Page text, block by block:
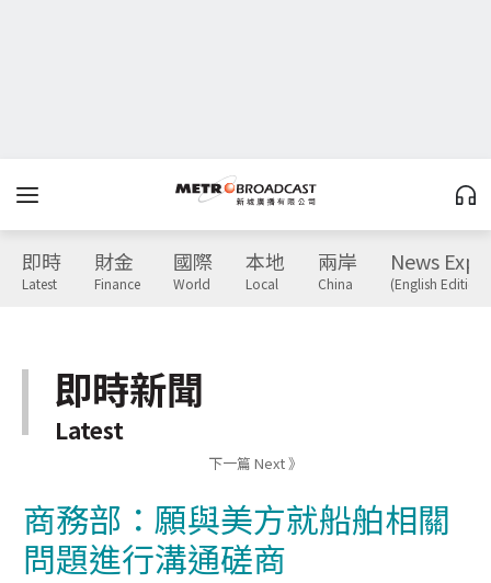
即時
Latest
財金
Finance
國際
World
本地
Local
兩岸
China
News
(English Edition)
即時新聞
Latest
下一篇 Next 》
商務部：願與美方就船舶相關
問題進行溝通磋商